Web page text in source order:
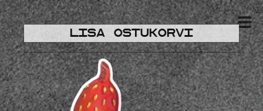
Lisa ostukorvi